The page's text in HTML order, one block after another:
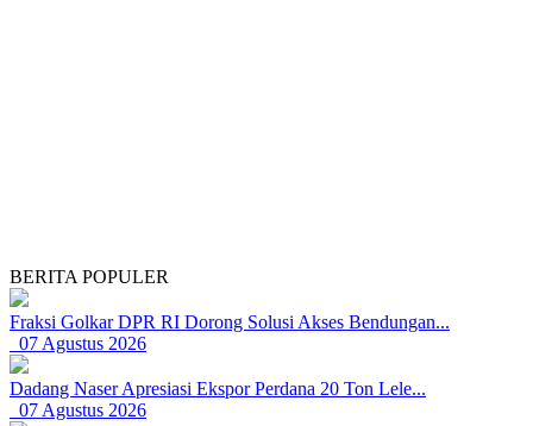
BERITA POPULER
Fraksi Golkar DPR RI Dorong Solusi Akses Bendungan...
07 Agustus 2026
Dadang Naser Apresiasi Ekspor Perdana 20 Ton Lele...
07 Agustus 2026